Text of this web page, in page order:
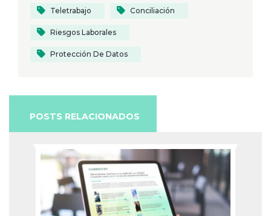
Teletrabajo Conciliación
Riesgos Laborales
Protección De Datos
POSTS RELACIONADOS